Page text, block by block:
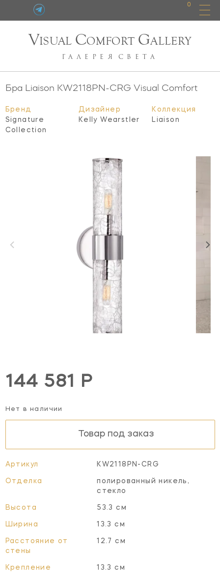
0
VISUAL COMFORT GALLERY
ГАЛЕРЕЯ СВЕТА
Бра Liaison KW2118PN-CRG Visual Comfort
Бренд
Signature
Collection
Дизайнер
Kelly Wearstler
Коллекция
Liaison
144 581 Р
Нет в наличии
Товар под заказ
Артикул KW2118PN-CRG
Отделка
полированный никель,
стекло
Высота 53.3 см
Ширина 13.3 см
Расстояние от
стены
12.7 см
Крепление 13.3 см